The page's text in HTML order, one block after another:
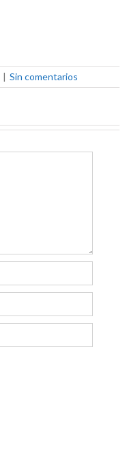
| Sin comentarios